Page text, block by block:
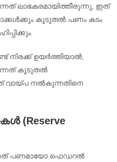
ലാഭകരമായിത്തീരുന്നു, ഇത്
കൂടുതൽ പണം കടം
നിരക്ക് ഉയർത്തിയാൽ,
കൂടുതൽ
വായ്പ നൽകുന്നതിനെ
(Reserve
പണമായോ ഫെഡറൽ